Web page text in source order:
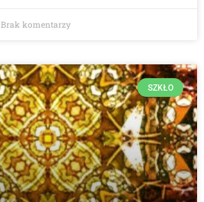
Brak komentarzy
SZKŁO